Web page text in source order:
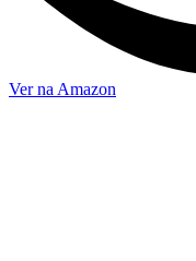
Ver na Amazon